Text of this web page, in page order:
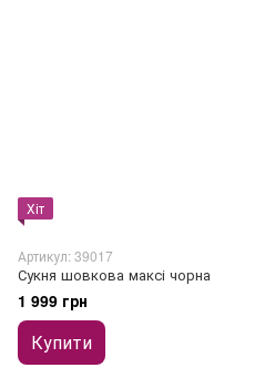
Хіт
Артикул: 39017
Сукня шовкова максі чорна
1 999 грн
Купити